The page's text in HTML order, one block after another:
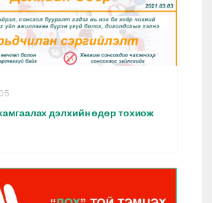
дэлхийн өдөр тохиож